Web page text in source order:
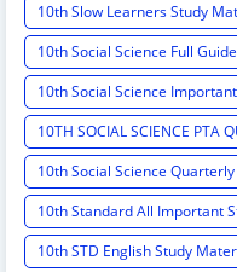
10th Slow Learners Study
10th Social Science Full Guide
10th Social Science
10TH SOCIAL SCIENCE PTA
10th Social Science
10th Standard All Important
10th STD English Study